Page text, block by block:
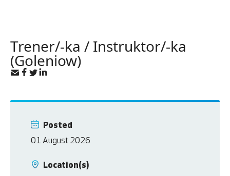
Trener/-ka / Instruktor/-ka
(Goleniow)
Posted
01 August 2026
Location(s)